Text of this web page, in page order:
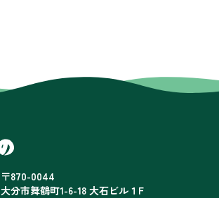
〒870-0044
大分市舞鶴町1-6-18 大石ビル１F